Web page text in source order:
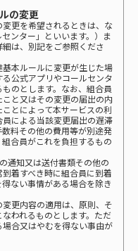
の変更
更を希望されるときは、な
ンター」といいます。）ま
は、別記をご参照くださ
本ルールに変更が生じた場
公式アプリやコールセンタ
のとします。なお、組合員
と又はその変更の届出の内
とによって本サービスの利
による当該変更届出の遅滞
料その他の費用等が別途発
合員がこれを負担するもの
通知又は送付書類その他の
着すべき時に組合員に到着
ない事情がある場合を除き
更内容の適用は、原則、そ
われるものとします。ただ
合又はやむを得ない事由が